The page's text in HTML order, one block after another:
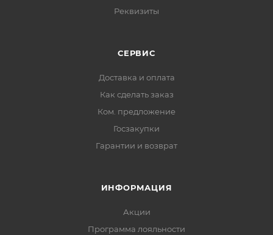
Реквизиты
СЕРВИС
Доставка и оплата
Как сделать заказ
Ком. предложение
Госзакупки
Гарантии и возврат
ИНФОРМАЦИЯ
Акции
Программа лояльности